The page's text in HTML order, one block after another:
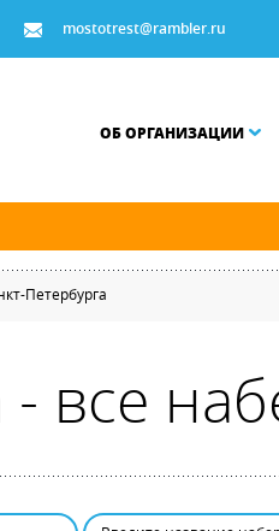
mostotrest@rambler.ru
ОБ ОРГАНИЗАЦИИ
Петербурга
- все